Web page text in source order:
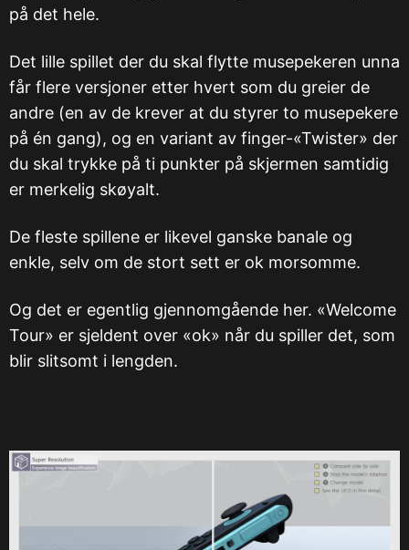
på det hele.
Det lille spillet der du skal flytte musepekeren unna
får flere versjoner etter hvert som du greier de
andre (en av de krever at du styrer to musepekere
på én gang), og en variant av finger-«Twister» der
du skal trykke på ti punkter på skjermen samtidig
er merkelig skøyalt.
De fleste spillene er likevel ganske banale og
enkle, selv om de stort sett er ok morsomme.
Og det er egentlig gjennomgående her. «Welcome
Tour» er sjeldent over «ok» når du spiller det, som
blir slitsomt i lengden.